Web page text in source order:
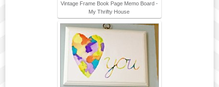
Vintage Frame Book Page Memo Board -
My Thrifty House